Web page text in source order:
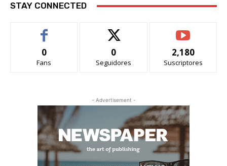
STAY CONNECTED
0
Fans
0
Seguidores
2,180
Suscriptores
- Advertisement -